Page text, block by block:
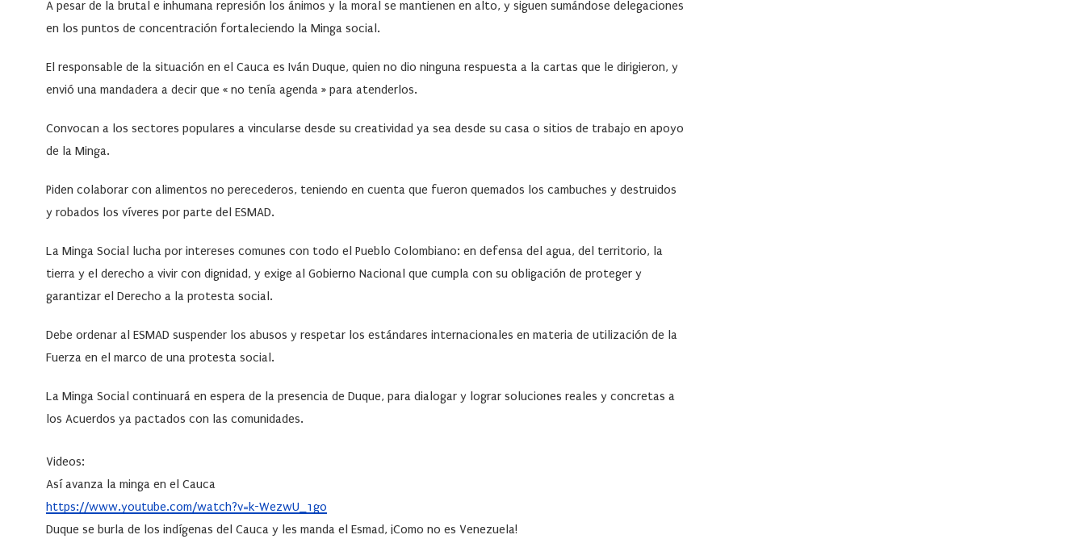
A pesar de la brutal e inhumana represión los ánimos y la moral se mantienen en alto, y siguen sumándose delegaciones
en los puntos de concentración fortaleciendo la Minga social.
El responsable de la situación en el Cauca es Iván Duque, quien no dio ninguna respuesta a la cartas que le dirigieron, y
envió una mandadera a decir que « no tenía agenda » para atenderlos.
Convocan a los sectores populares a vincularse desde su creatividad ya sea desde su casa o sitios de trabajo en apoyo
de la Minga.
Piden colaborar con alimentos no perecederos, teniendo en cuenta que fueron quemados los cambuches y destruidos
y robados los víveres por parte del ESMAD.
La Minga Social lucha por intereses comunes con todo el Pueblo Colombiano: en defensa del agua, del territorio, la
tierra y el derecho a vivir con dignidad, y exige al Gobierno Nacional que cumpla con su obligación de proteger y
garantizar el Derecho a la protesta social.
Debe ordenar al ESMAD suspender los abusos y respetar los estándares internacionales en materia de utilización de la
Fuerza en el marco de una protesta social.
La Minga Social continuará en espera de la presencia de Duque, para dialogar y lograr soluciones reales y concretas a
los Acuerdos ya pactados con las comunidades.
Videos:
Así avanza la minga en el Cauca
https://www.youtube.com/watch?v=k-WezwU_1g0
Duque se burla de los indígenas del Cauca y les manda el Esmad, ¡Como no es Venezuela!